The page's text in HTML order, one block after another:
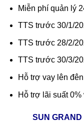
Miễn phí quản lý
TTS trước 30/1/
TTS trước 28/2/
TTS trước 30/3/
Hỗ trợ vay lên
Hỗ trợ lãi suất
SUN GRAND